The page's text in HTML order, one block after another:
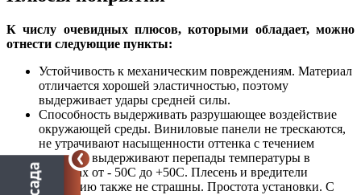
К числу очевидных плюсов, которыми обладает, можно
отнести следующие пункты:
Устойчивость к механическим повреждениям. Материал
отличается хорошей эластичностью, поэтому
выдерживает удары средней силы.
Способность выдерживать разрушающее воздействие
окружающей среды. Виниловые панели не трескаются,
не утрачивают насыщенности оттенка с течением
времени, выдерживают перепады температуры в
пределах от - 50C до +50C. Плесень и вредители
покрытию также не страшны. Простота установки. С